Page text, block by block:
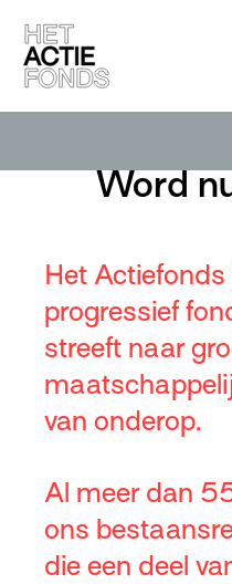
Word
Het
progressief
streeft naar
van onderop.
Al meer dan
ons
die een deel